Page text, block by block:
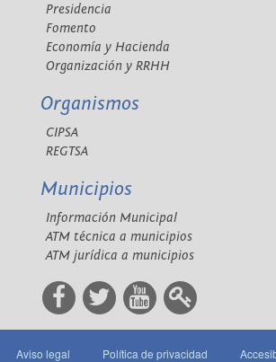
Presidencia
Fomento
Economía y Hacienda
Organización y RRHH
Organismos
CIPSA
REGTSA
Municipios
Información Municipal
ATM técnica a municipios
ATM jurídica a municipios
Aviso legal Política de privacidad